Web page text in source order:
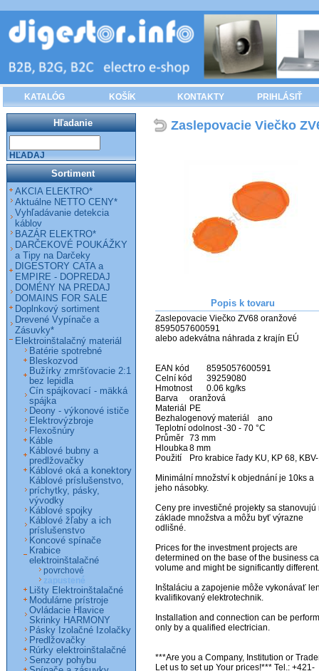
KATALÓG KOŠÍK KONTAKTY PRIHLÁSIŤ
Zaslepovacie Viečko
Popis k tovaru
Zaslepovacie Viečko ZV68 oranžové
8595057600591
alebo adekvátna náhrada z krajín EÚ
EAN kód	8595057600591
Celní kód	39259080
Hmotnost	0.06 kg/ks
Barva	oranžová
Materiál	PE
Bezhalogenový materiál	ano
Teplotní odolnost	-30 - 70 °C
Průměr	73 mm
Hloubka	8 mm
Použití	Pro krabice řady KU, KP 68, KBV-1.
Minimální množství k objednání je 10ks a
jeho násobky.
Ceny pre investičné projekty sa stanovujú
základe množstva a môžu byť výrazne
odlišné.
Prices for the investment projects are
determined on the base of the business
volume and might be significantly
Inštaláciu a zapojenie môže vykonávať
kvalifikovaný elektrotechnik.
Installation and connection can be
only by a qualified electrician.
***Are you a Company, Institution or
Let us to set up Your prices!*** Tel.: +421-
Hľadanie
HĽADAJ
Sortiment
AKCIA ELEKTRO*
Aktuálne NETTO CENY*
Vyhľadávanie detekcia
káblov
BAZÁR ELEKTRO*
DARČEKOVÉ POUKÁŽKY
a Tipy na Darčeky
DIGESTORY CATA a
EMPIRE - DOPREDAJ
DOMÉNY NA PREDAJ
DOMAINS FOR SALE
Doplnkový sortiment
Drevené Vypínače a
Zásuvky*
Elektroinštalačný materiál
Batérie spotrebné
Bleskozvod
Bužírky zmršťovacie 2:1
bez lepidla
Cín spájkovací - mäkká
spájka
Deony - výkonové ističe
Elektrovýzbroje
Flexošnúry
Káble
Káblové bubny a
predlžovačky
Káblové oká a konektory
Káblové príslušenstvo,
príchytky, pásky,
vývodky
Káblové spojky
Káblové žľaby a ich
príslušenstvo
Koncové spínače
Krabice
elektroinštalačné
povrchové
zapustené
Lišty Elektroinštalačné
Modulárne prístroje
Ovládacie Hlavice
Skrinky HARMONY
Pásky Izolačné Izolačky
Predlžovačky
Rúrky elektroinštalačné
Senzory pohybu